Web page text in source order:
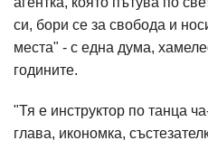
си, бори се за свобода и
места" - с една дума,
годините.
"Тя е инструктор по танца
глава, икономка,